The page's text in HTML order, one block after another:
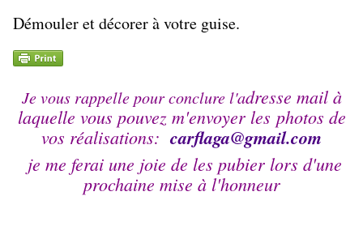
Démouler et décorer à votre guise.
Je vous rappelle pour conclure l'adresse mail à
laquelle vous pouvez m'envoyer les photos de
vos réalisations: carflaga@gmail.com
je me ferai une joie de les pubier lors d'une
prochaine mise à l'honneur